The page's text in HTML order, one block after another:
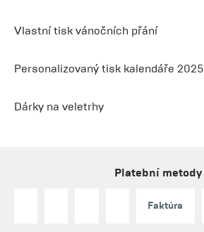
Vlastní tisk vánočních přání
Personalizovaný tisk kalendáře 2025
Dárky na veletrhy
Platební metody
Faktúra